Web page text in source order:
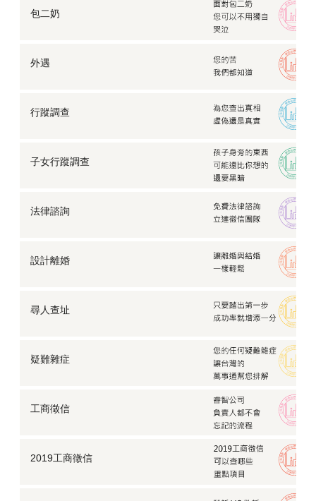
包二奶
外遇
行蹤調查
子女行蹤調查
法律諮詢
設計離婚
尋人查址
疑難雜症
工商徵信
2019工商徵信